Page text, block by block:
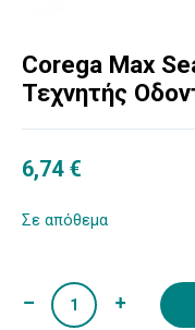
Corega Max
Τεχνητής
6,74 €
Σε απόθεμα